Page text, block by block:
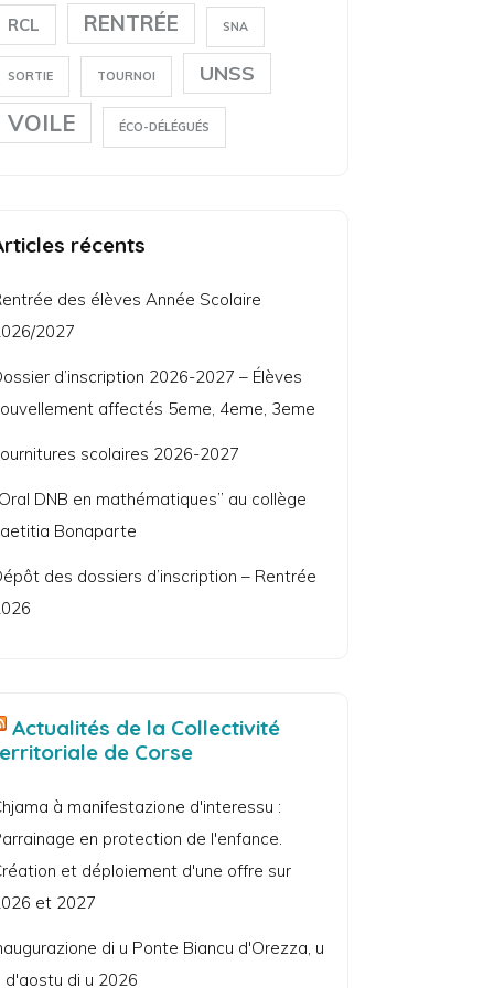
RCL RENTRÉE SNA
SORTIE TOURNOI UNSS
VOILE ÉCO-DÉLÉGUÉS
récents
des élèves Année Scolaire
2027
d’inscription 2026-2027 – Élèves
affectés 5eme, 4eme, 3eme
scolaires 2026-2027
DNB en mathématiques” au collège
Bonaparte
des dossiers d’inscription – Rentrée
Actualités de la Collectivité
de Corse
à manifestazione d'interessu :
en protection de l'enfance.
et déploiement d'une offre sur
et 2027
di u Ponte Biancu d'Orezza, u
d'aostu di u 2026